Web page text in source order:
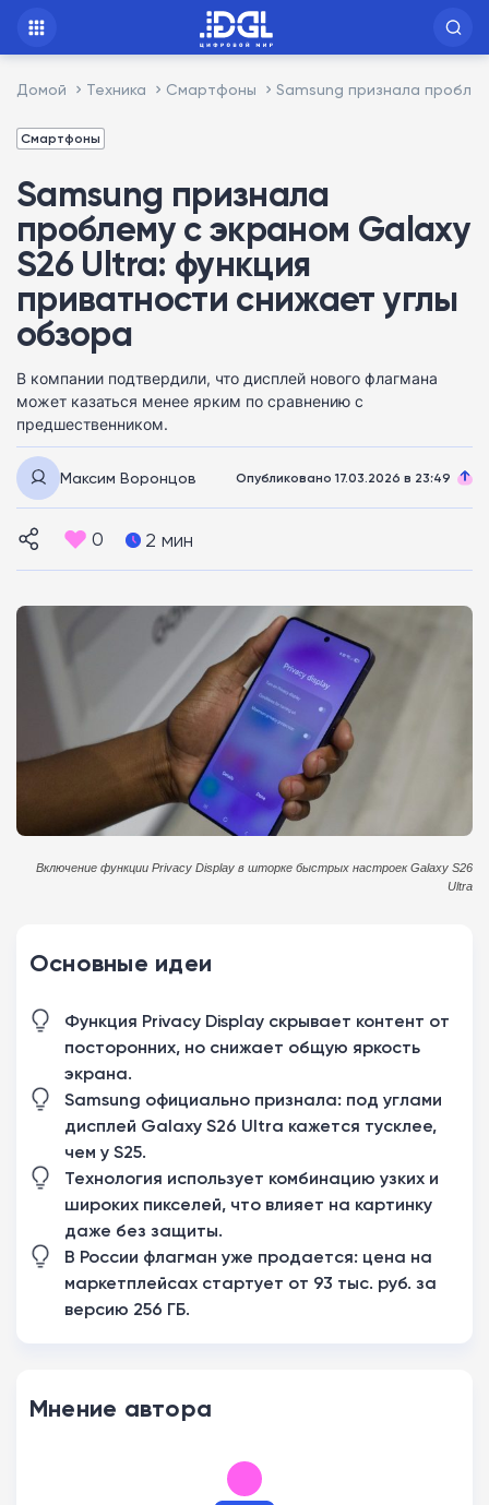
Домой Техника Смартфоны Samsung признала
Смартфоны
Samsung признала
проблему с экраном Galaxy
S26 Ultra: функция
приватности снижает углы
обзора
В компании подтвердили, что дисплей нового флагмана
может казаться менее ярким по сравнению с
предшественником.
Максим Воронцов Опубликовано 17.03.2026 в 23:49
0 2 мин
Включение функции Privacy Display в шторке быстрых настроек Galaxy S26
Ultra
Основные идеи
Функция Privacy Display скрывает контент от
посторонних, но снижает общую яркость
экрана.
Samsung официально признала: под углами
дисплей Galaxy S26 Ultra кажется тусклее,
чем у S25.
Технология использует комбинацию узких и
широких пикселей, что влияет на картинку
даже без защиты.
В России флагман уже продается: цена на
маркетплейсах стартует от 93 тыс. руб. за
версию 256 ГБ.
Мнение автора